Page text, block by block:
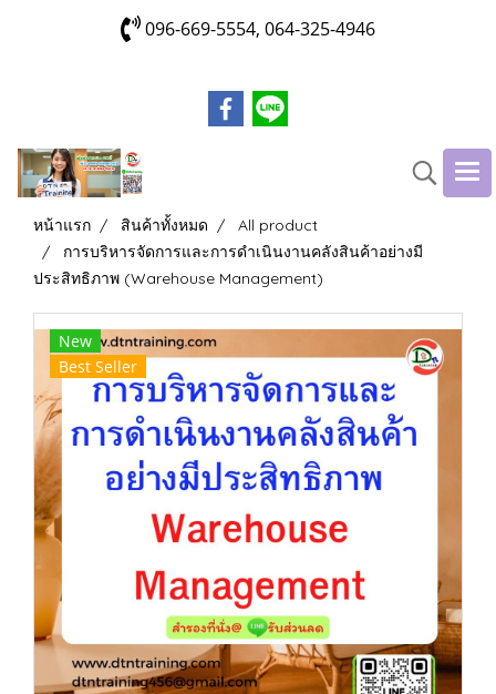
096-669-5554, 064-325-4946
หน้าแรก สินค้าทั้งหมด
All product
การบริหารจัดการและการดำเนินงานคลังสินค้าอย่างมี
ประสิทธิภาพ (Warehouse Management)
New
Best Seller